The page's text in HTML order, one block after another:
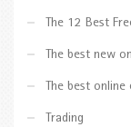
The 12 Best
The best new
The best
Trading